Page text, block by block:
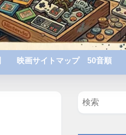
映画サイトマップ 50音順